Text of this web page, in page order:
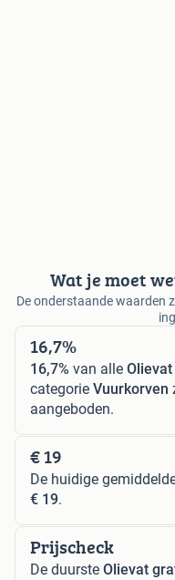
Wat je moet
De onderstaande waarden
16,7%
16,7% van alle
categorie Vuurkorven
aangeboden.
€ 19
De huidige
€ 19.
Prijscheck
De duurste Olievat